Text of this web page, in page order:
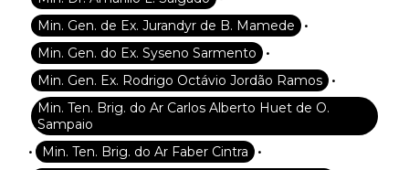
Min. Gen. de Ex. Jurandyr de B. Mamede •
Min. Gen. do Ex. Syseno Sarmento •
Min. Gen. Ex. Rodrigo Octávio Jordão Ramos •
Min. Ten. Brig. do Ar Carlos Alberto Huet de O.
Sampaio
• Min. Ten. Brig. do Ar Faber Cintra •